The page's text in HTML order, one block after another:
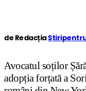
de Redacția
Avocatul soților
adopția forțată a